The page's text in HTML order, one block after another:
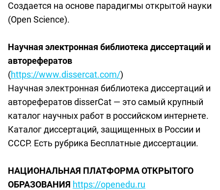
Создается на основе парадигмы открытой науки
(Open Science).
Научная электронная библиотека диссертаций и
авторефератов
(https://www.dissercat.com/)
Научная электронная библиотека диссертаций и
авторефератов disserCat — это самый крупный
каталог научных работ в российском интернете.
Каталог диссертаций, защищенных в России и
СССР. Есть рубрика Бесплатные диссертации.
НАЦИОНАЛЬНАЯ ПЛАТФОРМА ОТКРЫТОГО
ОБРАЗОВАНИЯ https://openedu.ru